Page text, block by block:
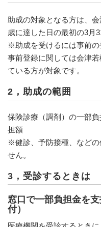
助成の対象となる方は、
歳に達した日の最初の3月
※助成を受けるには事前の
事前登録に関しては会津
ている方が対象です。
2，助成の範囲
保険診療（調剤）の一部
担額
※健診、予防接種、などの
せん。
3，受診するときは
窓口で一部負担金を
付）